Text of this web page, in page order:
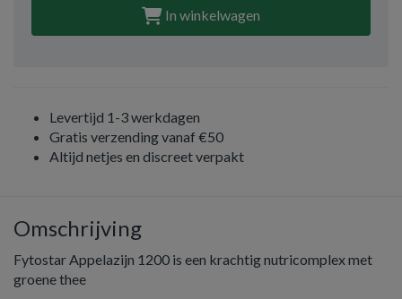
In winkelwagen
Levertijd 1-3 werkdagen
Gratis verzending vanaf €50
Altijd netjes en discreet verpakt
Omschrijving
Fytostar Appelazijn 1200 is een krachtig nutricomplex met
groene thee